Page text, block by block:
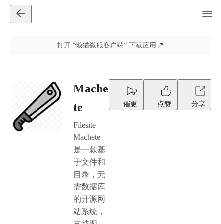
打开 “懒猫微服客户端” 下载应用
Mache
te
Filesite
Machete
是一款基
于文件和
目录，无
需数据库
的开源网
站系统，
催更 点赞 分享